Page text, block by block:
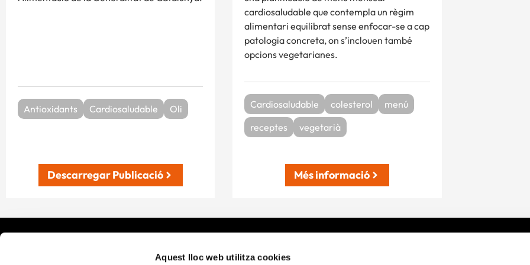
Aquest lloc web utilitza cookies
Antioxidants Cardiosaludable Oli
Descarregar Publicació
cardiosaludable que contempla un règim
alimentari equilibrat sense enfocar-se a cap
patologia concreta, on s’inclouen també
opcions vegetarianes.
Cardiosaludable colesterol
menú
receptes
vegetarià
Més informació
Què fem?